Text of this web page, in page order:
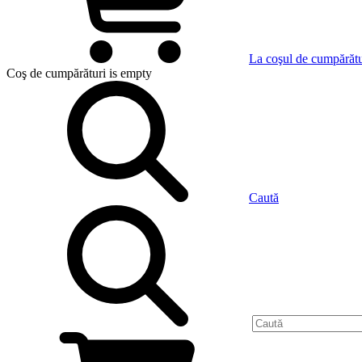
La coşul de
Coş de cumpărături is empty
Caută